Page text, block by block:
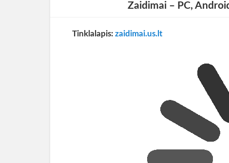
Zaidimai – PC,
Tinklalapis: zaidimai.us.lt